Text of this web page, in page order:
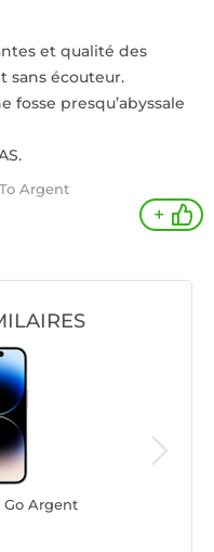
et qualité des
sans écouteur.
fosse presqu’abyssale
Argent
+
Go Argent